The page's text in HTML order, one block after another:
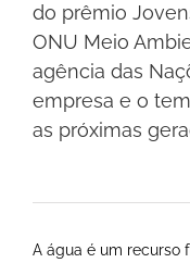
do prêmio
ONU Meio
agência das
empresa e o
as próximas
A água é um recurso